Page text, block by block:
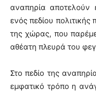
αναπηρία αποτελούν
ενός πεδίου
της χώρας, που
αθέατη πλευρά του
Στο πεδίο της
εμφατικό τρόπο η